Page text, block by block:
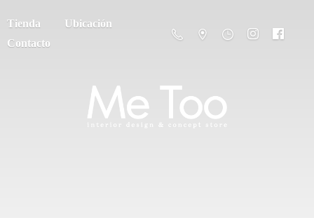
Tienda
Ubicación
Contacto